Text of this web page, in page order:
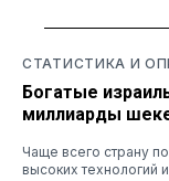
СТАТИСТИКА И
Богатые
миллиарды
Чаще всего страну
высоких технологий